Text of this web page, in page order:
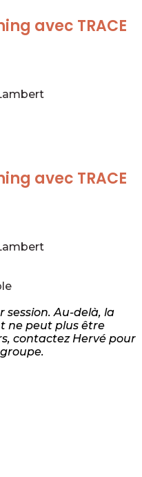
avec TRACE
avec TRACE
session. Au-delà, la
ne peut plus être
contactez Hervé pour